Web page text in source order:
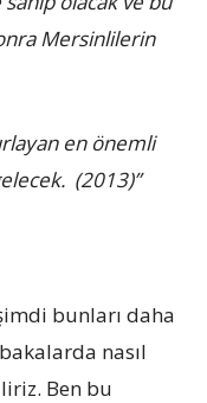
Mersinlilerin
en önemli
(2013)”
bunları daha
nasıl
Ben bu